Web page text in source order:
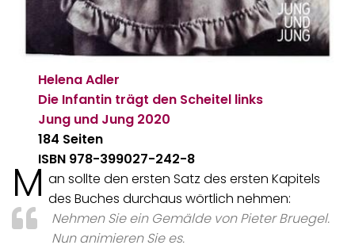
Helena Adler
Die Infantin trägt den Scheitel links
Jung und Jung 2020
184 Seiten
ISBN 978-399027-242-8
M an sollte den ersten Satz des ersten Kapitels
des Buches durchaus wörtlich nehmen:
Nehmen Sie ein Gemälde von Pieter Bruegel.
Nun animieren Sie es.